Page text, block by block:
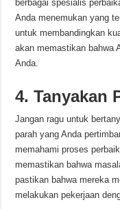
berbagai spesialis
Anda menemukan yang
untuk membandingkan
akan memastikan bahwa
Anda.
4. Tanyakan
Jangan ragu untuk
parah yang Anda
memahami proses
memastikan bahwa
pastikan bahwa mereka
melakukan pekerjaan